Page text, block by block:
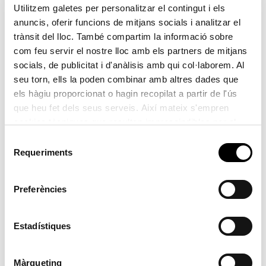
Utilitzem galetes per personalitzar el contingut i els
anuncis, oferir funcions de mitjans socials i analitzar el
trànsit del lloc. També compartim la informació sobre
com feu servir el nostre lloc amb els partners de mitjans
socials, de publicitat i d'anàlisis amb qui col·laborem. Al
seu torn, ells la poden combinar amb altres dades que
els hàgiu proporcionat o hagin recopilat a partir de l'ús
que heu fet dels seus serveis. Així mateix s'empren
acceptació.
Requeriments
Preferències
Estadístiques
Màrqueting
de capacitat oferida, i per l’alleujament que el seu control
implica respecte a les cadenes de subministrament, és la
congestió portuària. Així, segonsLinerlytica,
l’embotellament s’ha reduït respecte a mesos precedents
fins a situar-se en un 11,4% a nivell mundial. Esta congestió
està afectant de manera diferent dels territoris i els seus
ports en funció de les seues característiques i els seus
nivells d’activitat.
Quant a l’anàlisi de les diferents àrees que componen el
VCFI, la caiguda ha sigut la tendència general en totes les
zones analitzades, a excepció d’Àfrica Costa Oriental, la
qual ha incrementat en un 5,72%.
VCFI Mediterrani Occidental
Quant al subíndex del Mediterrani Occidental, s’observa